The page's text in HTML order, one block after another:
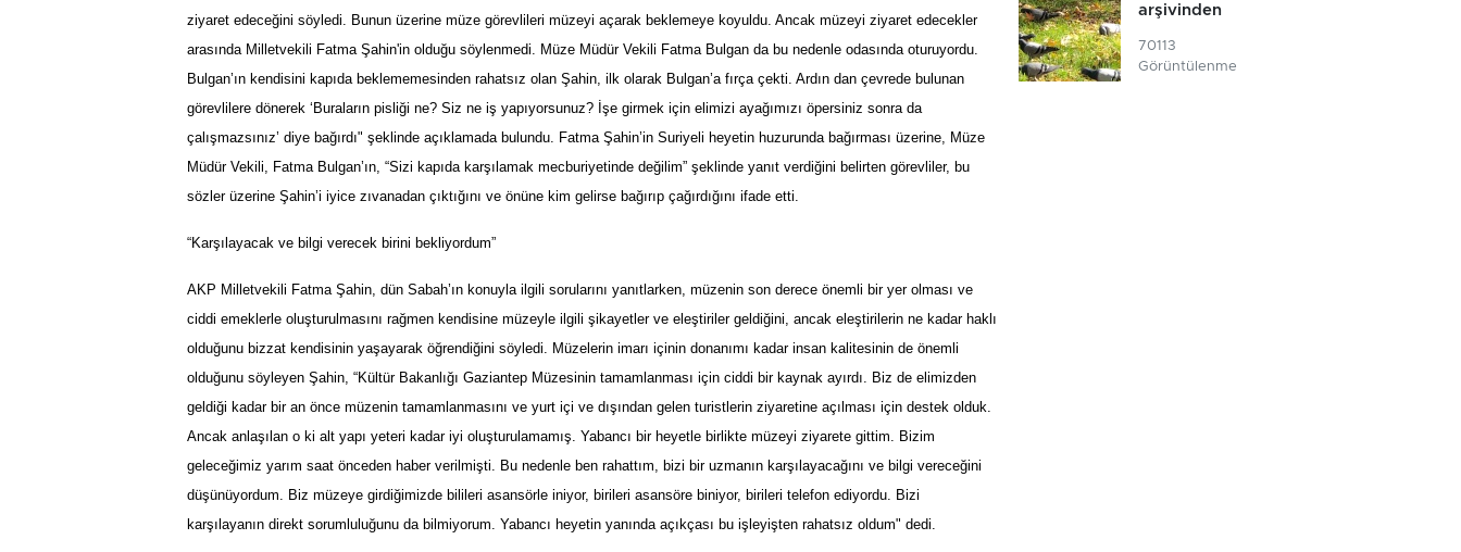
ziyaret edeceğini söyledi. Bunun üzerine müze görevlileri müzeyi açarak beklemeye koyuldu. Ancak müzeyi ziyaret edecekler
arasında Milletvekili Fatma Şahin'in olduğu söylenmedi. Müze Müdür Vekili Fatma Bulgan da bu nedenle odasında oturuyordu.
Bulgan’ın kendisini kapıda beklememesinden rahatsız olan Şahin, ilk olarak Bulgan’a fırça çekti. Ardın dan çevrede bulunan
görevlilere dönerek ‘Buraların pisliği ne? Siz ne iş yapıyorsunuz? İşe girmek için elimizi ayağımızı öpersiniz sonra da
çalışmazsınız’ diye bağırdı" şeklinde açıklamada bulundu. Fatma Şahin’in Suriyeli heyetin huzurunda bağırması üzerine, Müze
Müdür Vekili, Fatma Bulgan’ın, “Sizi kapıda karşılamak mecburiyetinde değilim” şeklinde yanıt verdiğini belirten görevliler, bu
sözler üzerine Şahin’i iyice zıvanadan çıktığını ve önüne kim gelirse bağırıp çağırdığını ifade etti.
“Karşılayacak ve bilgi verecek birini bekliyordum”
AKP Milletvekili Fatma Şahin, dün Sabah’ın konuyla ilgili sorularını yanıtlarken, müzenin son derece önemli bir yer olması ve
ciddi emeklerle oluşturulmasını rağmen kendisine müzeyle ilgili şikayetler ve eleştiriler geldiğini, ancak eleştirilerin ne kadar haklı
olduğunu bizzat kendisinin yaşayarak öğrendiğini söyledi. Müzelerin imarı içinin donanımı kadar insan kalitesinin de önemli
olduğunu söyleyen Şahin, “Kültür Bakanlığı Gaziantep Müzesinin tamamlanması için ciddi bir kaynak ayırdı. Biz de elimizden
geldiği kadar bir an önce müzenin tamamlanmasını ve yurt içi ve dışından gelen turistlerin ziyaretine açılması için destek olduk.
Ancak anlaşılan o ki alt yapı yeteri kadar iyi oluşturulamamış. Yabancı bir heyetle birlikte müzeyi ziyarete gittim. Bizim
geleceğimiz yarım saat önceden haber verilmişti. Bu nedenle ben rahattım, bizi bir uzmanın karşılayacağını ve bilgi vereceğini
düşünüyordum. Biz müzeye girdiğimizde bilileri asansörle iniyor, birileri asansöre biniyor, birileri telefon ediyordu. Bizi
karşılayanın direkt sorumluluğunu da bilmiyorum. Yabancı heyetin yanında açıkçası bu işleyişten rahatsız oldum" dedi.
arşivinden
70113
Görüntülenme